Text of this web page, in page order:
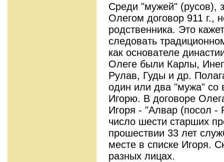
Среди "мужей" (русов),
Олегом договор 911 г.,
родственника. Это
следовать
как основателе
Олеге были Карлы,
Рулав, Гуды и др.
один или два "мужа" со
Игорю. В договоре
Игоря - "Алвар (посол -
число шести старших
прошествии 33 лет
месте в списке Игоря.
разных лицах.